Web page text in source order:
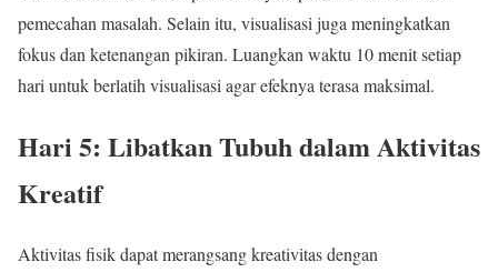
pemecahan masalah. Selain itu, visualisasi juga meningkatkan
fokus dan ketenangan pikiran. Luangkan waktu 10 menit setiap
hari untuk berlatih visualisasi agar efeknya terasa maksimal.
Hari 5: Libatkan Tubuh dalam Aktivitas
Kreatif
Aktivitas fisik dapat merangsang kreativitas dengan